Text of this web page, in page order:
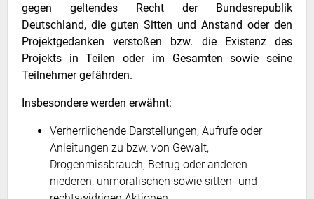
gegen geltendes Recht der Bundesrepublik
Deutschland, die guten Sitten und Anstand oder den
Projektgedanken verstoßen bzw. die Existenz des
Projekts in Teilen oder im Gesamten sowie seine
Teilnehmer gefährden.
Insbesondere werden erwähnt:
Verherrlichende Darstellungen, Aufrufe oder
Anleitungen zu bzw. von Gewalt,
Drogenmissbrauch, Betrug oder anderen
niederen, unmoralischen sowie sitten- und